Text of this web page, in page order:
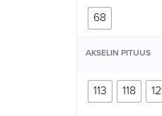
68
AKSELIN PITUUS
113 118